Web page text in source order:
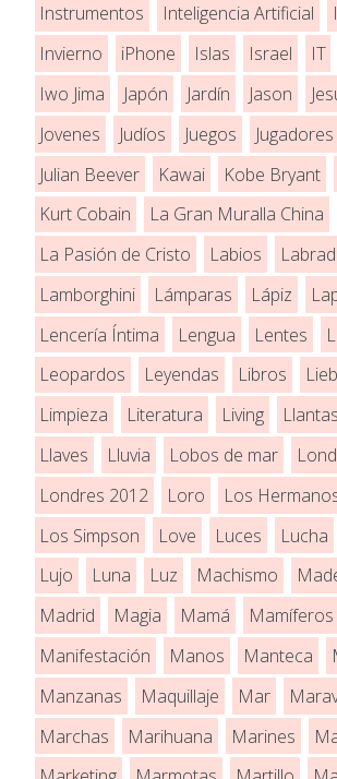
Instrumentos
Inteligencia Artificial
Invierno
iPhone Islas Israel IT
Iwo Jima
Japón Jardín Jason
Jovenes
Judíos Juegos
Jugadores
Julian Beever
Kawai Kobe Bryant
Kurt Cobain
La Gran Muralla China
La Pasión de Cristo
Labios
Lamborghini
Lámparas Lápiz
Lencería Íntima
Lengua Lentes
Leopardos
Leyendas Libros
Limpieza
Literatura Living Llantas
Llaves
Lluvia Lobos de mar
Londres 2012
Loro
Los
Los Simpson
Love Luces Lucha
Lujo
Luna Luz Machismo
Madrid
Magia Mamá Mamíferos
Manifestación
Manos Manteca
Manzanas
Maquillaje Mar
Marchas
Marihuana Marines